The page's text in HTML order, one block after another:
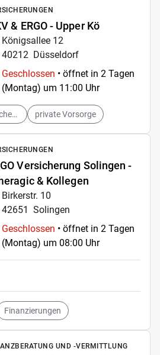
& ERGO - Upper Kö
Königsallee 12
40212 Düsseldorf
Geschlossen • öffnet in 2 Tagen
(Montag) um 11:00 Uhr
ERGO Lebensversicherung private Vorsorge
Versicherung Solingen -
& Kollegen
Birkerstr. 10
42651 Solingen
Geschlossen • öffnet in 2 Tagen
(Montag) um 08:00 Uhr
Finanzierungen
UND -VERMITTLUNG